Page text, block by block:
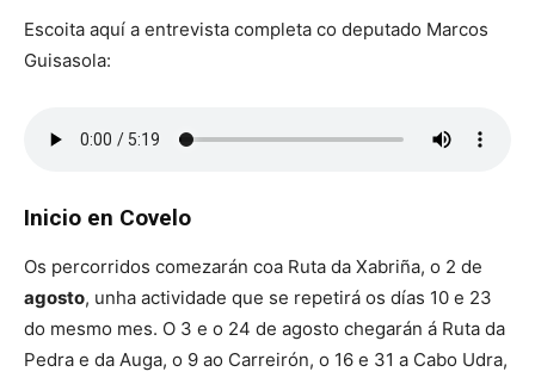
Escoita aquí a entrevista completa co deputado Marcos
Guisasola:
Inicio en Covelo
Os percorridos comezarán coa Ruta da Xabriña, o 2 de
agosto, unha actividade que se repetirá os días 10 e 23
do mesmo mes. O 3 e o 24 de agosto chegarán á Ruta da
Pedra e da Auga, o 9 ao Carreirón, o 16 e 31 a Cabo Udra,